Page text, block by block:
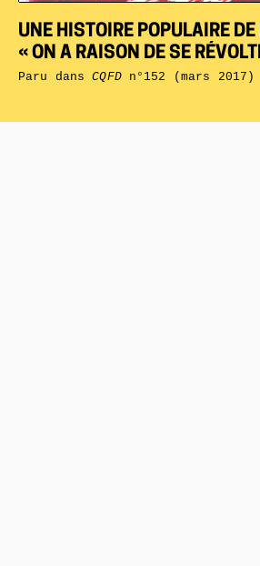
UNE HISTOIRE POPULAIRE
« ON A RAISON DE SE
Paru dansCQFDn°152 (mars 2017)